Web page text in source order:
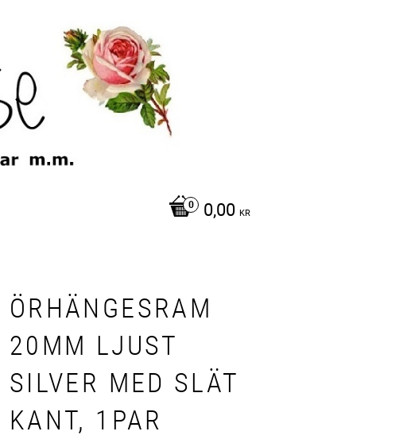
0,00 KR
ÖRHÄNGESRAM
20MM LJUST
SILVER MED SLÄT
KANT, 1PAR